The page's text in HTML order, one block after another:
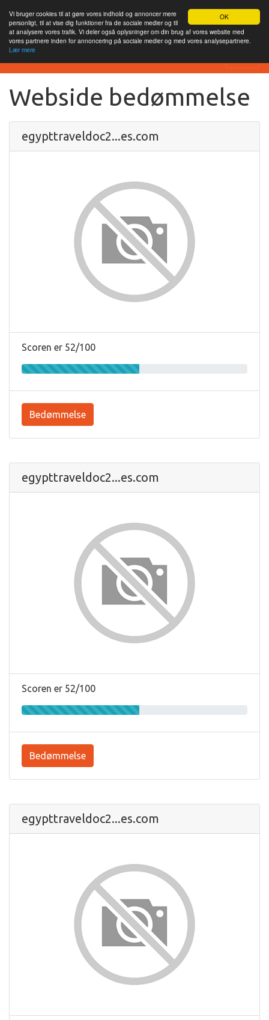
OK
Vi bruger cookies til at gøre vores indhold og annoncer mere
personligt, til at vise dig funktioner fra de sociale medier og til
at analysere vores trafik. Vi deler også oplysninger om din brug af vores website med
vores partnere inden for annoncering på sociale medier og med vores analysepartnere.
Lær mere
SEO Analytics
Webside bedømmelse
egypttraveldoc2...es.com
Scoren er 52/100
Bedømmelse
egypttraveldoc2...es.com
Scoren er 52/100
Bedømmelse
egypttraveldoc2...es.com